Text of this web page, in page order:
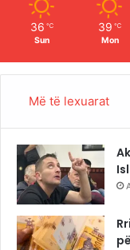
36 ℃
Sun
39 ℃
Mon
Më të lexuarat